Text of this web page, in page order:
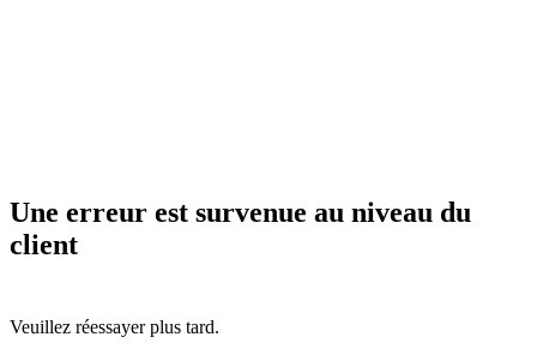
Une erreur est survenue au niveau du
client
Veuillez réessayer plus tard.